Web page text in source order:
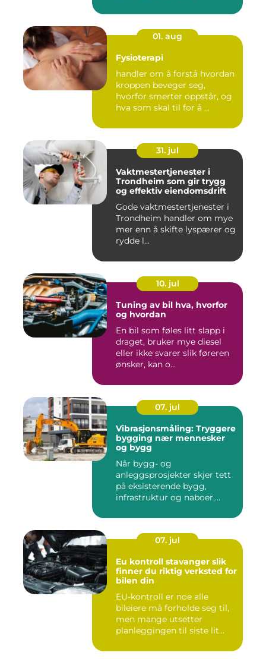
01. aug
Fysioterapi
handler om å forstå hvordan
kroppen beveger seg,
hvorfor smerter oppstår, og
hva som skal til for å ...
31. jul
Vaktmestertjenester i
Trondheim som gir trygg
og effektiv eiendomsdrift
Gode vaktmestertjenester i
Trondheim handler om mye
mer enn å skifte lyspærer og
rydde l...
10. jul
Tuning av bil hva, hvorfor
og hvordan
En bil som føles litt slapp i
draget, bruker mye diesel
eller ikke svarer slik føreren
ønsker, kan o...
07. jul
Vibrasjonsmåling: Tryggere
bygging nær mennesker
og bygg
Når bygg- og
anleggsprosjekter skjer tett
på eksisterende bygg,
infrastruktur og naboer,...
07. jul
Eu kontroll stavanger slik
finner du riktig verksted for
bilen din
EU-kontroll er noe alle
bileiere må forholde seg til,
men mange utsetter
planleggingen til siste lit...